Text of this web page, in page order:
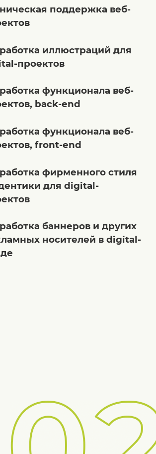
поддержка веб-
иллюстраций для
проектов
функционала веб-
back-end
функционала веб-
front-end
фирменного стиля
для digital-
баннеров и других
носителей в digital-